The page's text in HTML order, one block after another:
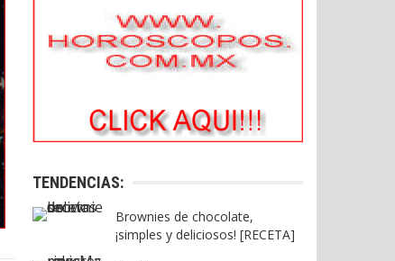
TENDENCIAS:
Brownies de chocolate,
¡simples y deliciosos! [RECETA]